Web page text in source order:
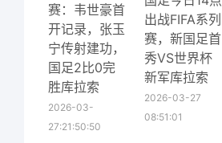
赛：韦世豪首
开记录，张玉
宁传射建功，
国足2比0完
胜库拉索
2026-03-
27:21:50:50
出战FIFA系列
赛，新国足首
秀VS世界杯
新军库拉索
2026-03-27
08:51:01